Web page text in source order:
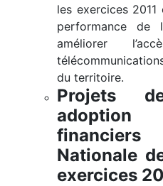
les exercices
performance de
améliorer
du territoire.
Projets
financiers
Nationale
exercices